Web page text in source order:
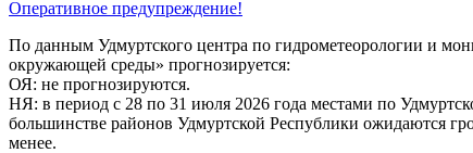
Оперативное предупреждение!
По данным Удмуртского центра по гидрометеорологии и
окружающей среды» прогнозируется:
ОЯ: не прогнозируются.
НЯ: в период с 28 по 31 июля 2026 года местами по
большинстве районов Удмуртской Республики ожидаются
менее.